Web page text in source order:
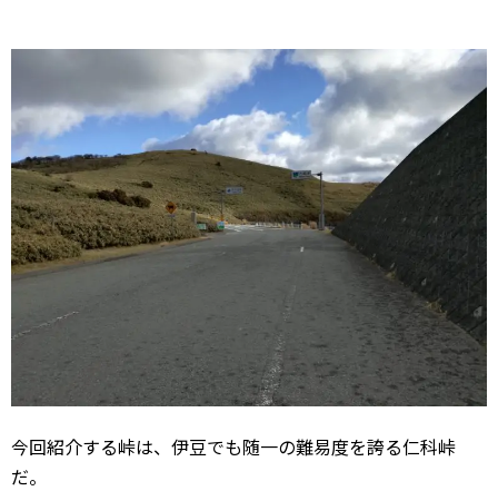
今回紹介する峠は、伊豆でも随一の難易度を誇る仁科峠
だ。